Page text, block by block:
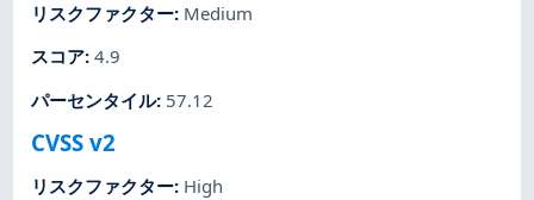
リスクファクター: Medium
スコア:4.9
パーセンタイル: 57.12
CVSS v2
リスクファクター: High